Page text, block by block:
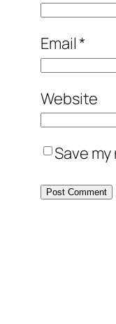
Email*
Website
Save